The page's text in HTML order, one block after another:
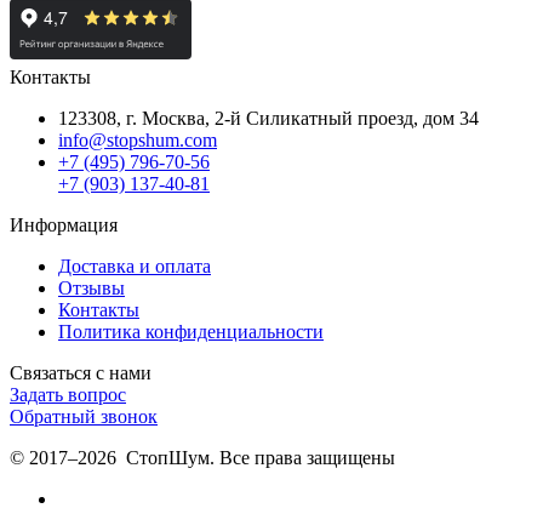
Контакты
123308, г. Москва, 2-й Силикатный проезд, дом 34
info@stopshum.com
+7 (495) 796-70-56
+7 (903) 137-40-81
Информация
Доставка и оплата
Отзывы
Контакты
Политика конфиденциальности
Связаться с нами
Задать вопрос
Обратный звонок
© 2017–2026 СтопШум. Все права защищены